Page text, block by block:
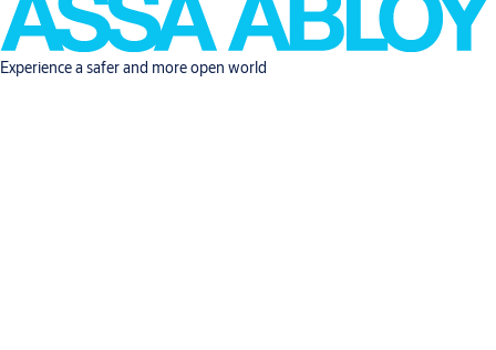
Experience a safer and more open world